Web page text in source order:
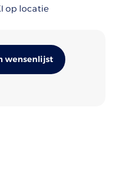
op locatie
wensenlijst